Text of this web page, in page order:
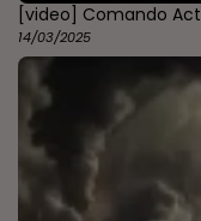
[video] Comando
14/03/2025